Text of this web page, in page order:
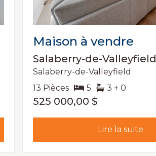
Maison à vendre
Salaberry-de-Valleyfield
Salaberry-de-Valleyfield
13 Pièces
5 3 + 0
525 000,00 $
Lire la suite